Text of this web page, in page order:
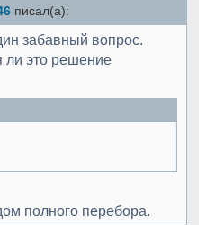
писал(а):
забавный вопрос.
ли это решение
полного перебора.